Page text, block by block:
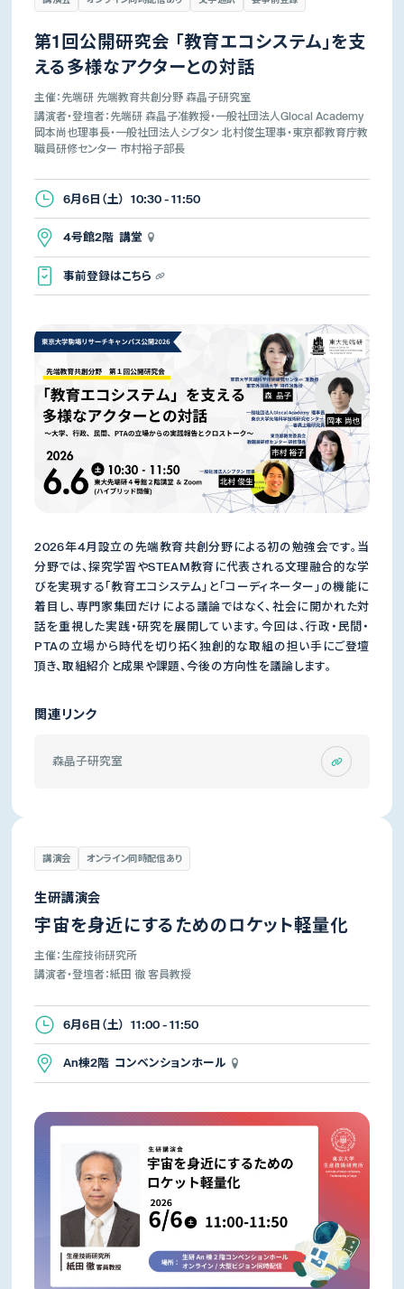
第1回公開研究会 「教育エコシステム」を支
える多様なアクターとの対話
主催：先端研 先端教育共創分野 森晶子研究室
講演者・登壇者：先端研 森晶子准教授・一般社団法人Glocal Academy
岡本尚也理事長・一般社団法人シブタン 北村俊生理事・東京都教育庁教
職員研修センター 市村裕子部長
6月6日（土） 10:30 - 11:50
4号館2階 講堂
事前登録はこちら
2026年4月設立の先端教育共創分野による初の勉強会です。当
分野では、探究学習やSTEAM教育に代表される文理融合的な学
びを実現する「教育エコシステム」と「コーディネーター」の機能に
着目し、専門家集団だけによる議論ではなく、社会に開かれた対
話を重視した実践・研究を展開しています。今回は、行政・民間・
PTAの立場から時代を切り拓く独創的な取組の担い手にご登壇
頂き、取組紹介と成果や課題、今後の方向性を議論します。
関連リンク
森晶子研究室
講演会 オンライン同時配信あり
生研講演会
宇宙を身近にするためのロケット軽量化
主催：生産技術研究所
講演者・登壇者：紙田 徹 客員教授
6月6日（土） 11:00 - 11:50
An棟2階 コンベンションホール